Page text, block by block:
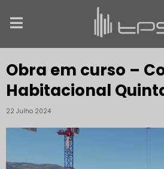
Obra em curso –
Habitacional
22 Julho 2024